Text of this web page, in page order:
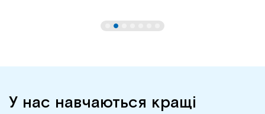
У нас навчаються кращі